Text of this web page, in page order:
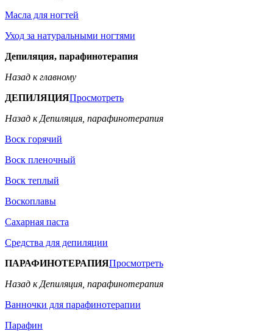
Масла для ногтей
Уход за натуральными ногтями
Депиляция, парафинотерапия
Назад к главному
ДЕПИЛЯЦИЯПросмотреть
Назад к Депиляция, парафинотерапия
Воск горячий
Воск пленочный
Воск теплый
Воскоплавы
Сахарная паста
Средства для депиляции
ПАРАФИНОТЕРАПИЯПросмотреть
Назад к Депиляция, парафинотерапия
Ванночки для парафинотерапии
Парафин